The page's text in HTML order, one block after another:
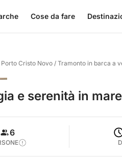
Cose da fare
Cristo Novo / Tramonto in barca a
e serenità in mare
6